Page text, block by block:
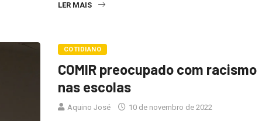
LER MAIS
COTIDIANO
COMIR preocupado com racismo
nas escolas
Aquino José 10 de novembro de 2022